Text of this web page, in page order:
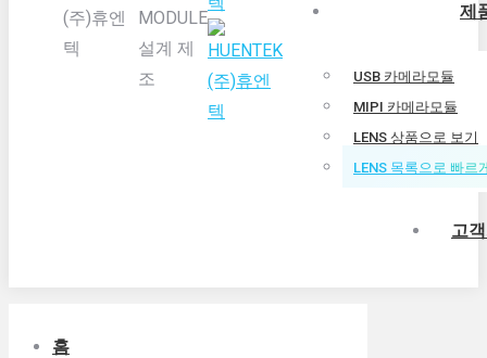
(주)휴엔
텍
MODULE
설계 제
조
제
USB 카메라모듈
MIPI 카메라모듈
LENS 상품으로 보기
LENS 목록으로 빠르
고
홈